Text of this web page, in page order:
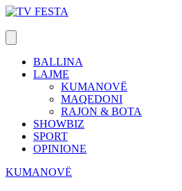
Skip
content
BALLINA
LAJME
KUMANOVË
MAQEDONI
RAJON & BOTA
SHOWBIZ
SPORT
OPINIONE
KUMANOVË